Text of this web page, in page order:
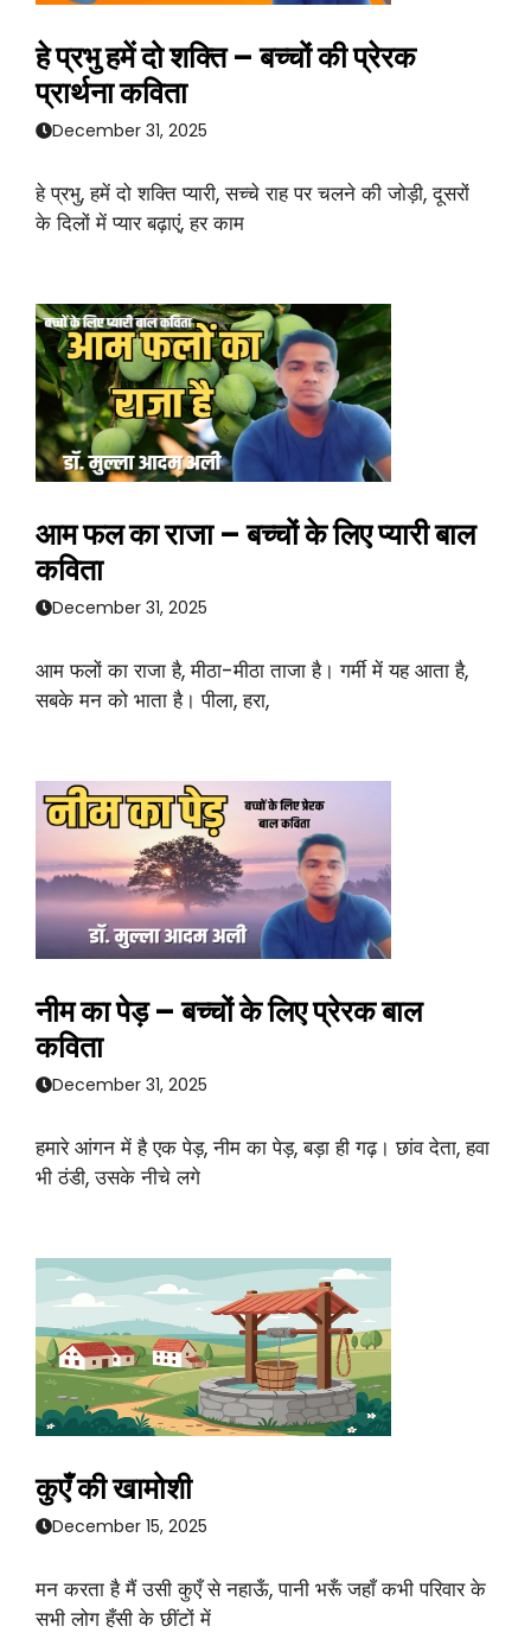
हे प्रभु हमें दो शक्ति – बच्चों की प्रेरक
प्रार्थना कविता
December 31, 2025
हे प्रभु, हमें दो शक्ति प्यारी, सच्चे राह पर चलने की जोड़ी, दूसरों
के दिलों में प्यार बढ़ाएं, हर काम
आम फल का राजा – बच्चों के लिए प्यारी बाल
कविता
December 31, 2025
आम फलों का राजा है, मीठा-मीठा ताजा है। गर्मी में यह आता है,
सबके मन को भाता है। पीला, हरा,
नीम का पेड़ – बच्चों के लिए प्रेरक बाल
कविता
December 31, 2025
हमारे आंगन में है एक पेड़, नीम का पेड़, बड़ा ही गढ़। छांव देता, हवा
भी ठंडी, उसके नीचे लगे
कुएँ की खामोशी
December 15, 2025
मन करता है मैं उसी कुएँ से नहाऊँ, पानी भरूँ जहाँ कभी परिवार के
सभी लोग हँसी के छींटों में